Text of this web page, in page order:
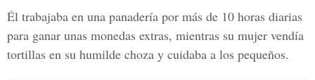
Él trabajaba en una panadería por más de 10 horas diarias
para ganar unas monedas extras, mientras su mujer vendía
tortillas en su humilde choza y cuidaba a los pequeños.